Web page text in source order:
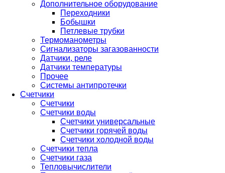
Дополнительное оборудование
Переходники
Бобышки
Петлевые трубки
Термоманометры
Сигнализаторы загазованности
Датчики, реле
Датчики температуры
Прочее
Системы антипротечки
Счетчики
Счетчики
Счетчики воды
Счетчики универсальные
Счетчики горячей воды
Счетчики холодной воды
Счетчики тепла
Счетчики газа
Тепловычислители